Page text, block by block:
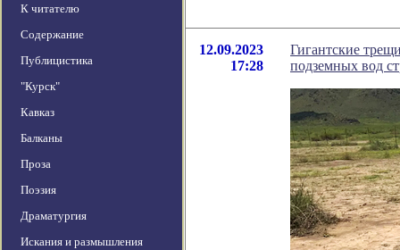
К читателю
Содержание
Публицистика
"Курск"
Кавказ
Балканы
Проза
Поэзия
Драматургия
Искания и размышления
12.09.2023
17:28
Гигантские
подземных вод